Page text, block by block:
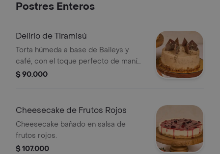
Postres Enteros
Delirio de Tiramisú
Torta húmeda a base de Baileys y
café, con el toque perfecto de maní
crocante y caramelo.
$ 90.000
Cheesecake de Frutos Rojos
Cheesecake bañado en salsa de
frutos rojos.
$ 107.000